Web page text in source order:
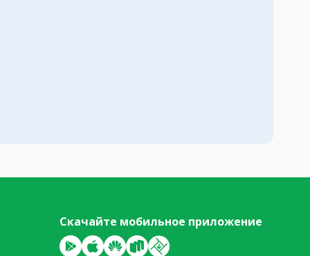
Скачайте мобильное приложение